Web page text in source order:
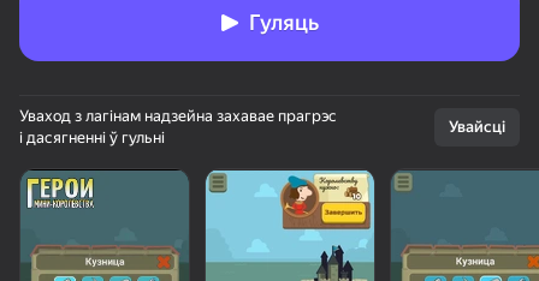
Гуляць
Уваход з лагінам надзейна захавае прагрэс
і дасягненні ў гульні
Увайсці